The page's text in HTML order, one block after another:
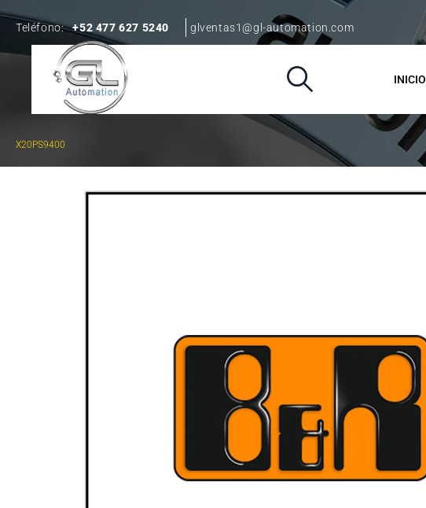
Teléfono: +52 477 627 5240 glventas1@gl-automation.com
INICIO
X20PS9400